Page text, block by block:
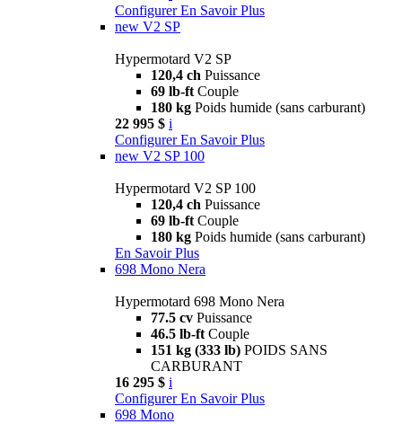
Configurer En Savoir Plus
new V2 SP
Hypermotard V2 SP
120,4 ch Puissance
69 lb-ft Couple
180 kg Poids humide (sans carburant)
22 995 $ i
Configurer En Savoir Plus
new V2 SP 100
Hypermotard V2 SP 100
120,4 ch Puissance
69 lb-ft Couple
180 kg Poids humide (sans carburant)
En Savoir Plus
698 Mono Nera
Hypermotard 698 Mono Nera
77.5 cv Puissance
46.5 lb-ft Couple
151 kg (333 lb) POIDS SANS
CARBURANT
16 295 $ i
Configurer En Savoir Plus
698 Mono